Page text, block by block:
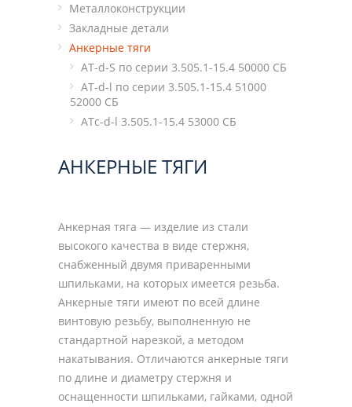
Металлоконструкции
Закладные детали
Анкерные тяги
AT-d-S по серии 3.505.1-15.4 50000 СБ
AT-d-l по серии 3.505.1-15.4 51000
52000 СБ
ATс-d-l 3.505.1-15.4 53000 СБ
АНКЕРНЫЕ ТЯГИ
Анкерная тяга — изделие из стали
высокого качества в виде стержня,
снабженный двумя приваренными
шпильками, на которых имеется резьба.
Анкерные тяги имеют по всей длине
винтовую резьбу, выполненную не
стандартной нарезкой, а методом
накатывания. Отличаются анкерные тяги
по длине и диаметру стержня и
оснащенности шпильками, гайками, одной